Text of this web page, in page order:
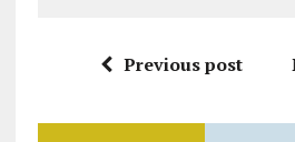
Previous post